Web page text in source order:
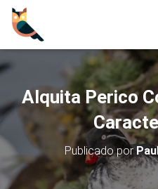
Alquita Perico
Publicado por